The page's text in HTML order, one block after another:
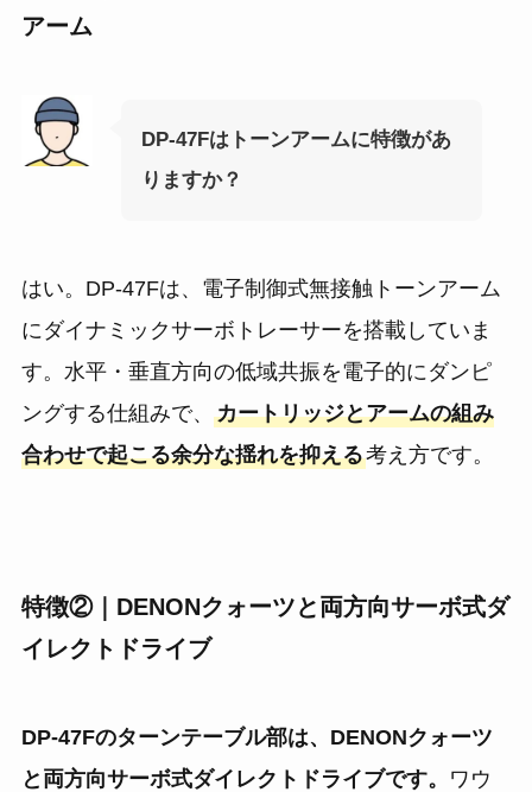
アーム
DP-47Fはトーンアームに特徴があ
りますか？
はい。DP-47Fは、電子制御式無接触トーンアーム
にダイナミックサーボトレーサーを搭載していま
す。水平・垂直方向の低域共振を電子的にダンピ
ングする仕組みで、 カートリッジとアームの組み
合わせで起こる余分な揺れを抑える考え方です。
特徴②｜DENONクォーツと両方向サーボ式ダ
イレクトドライブ
DP-47Fのターンテーブル部は、DENONクォーツ
と両方向サーボ式ダイレクトドライブです。
ワウ